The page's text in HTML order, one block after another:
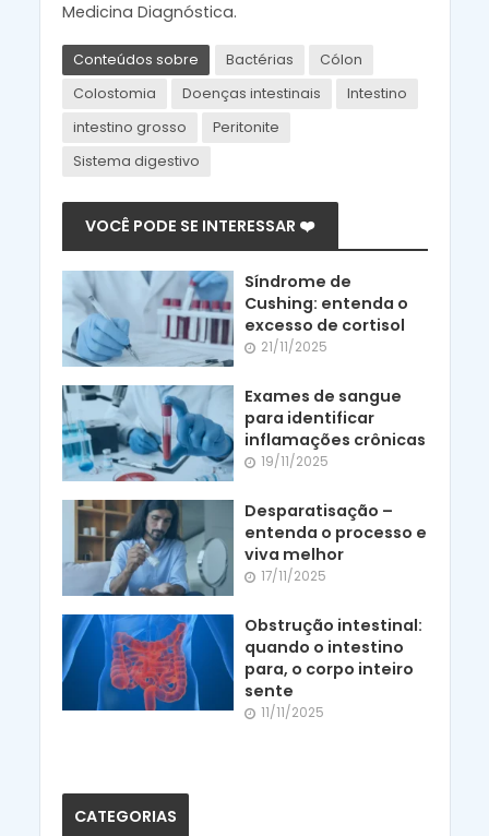
Medicina Diagnóstica.
Conteúdos sobre Bactérias
Cólon
Colostomia
Doenças intestinais
Intestino
intestino grosso
Peritonite
Sistema digestivo
VOCÊ PODE SE INTERESSAR ❤️
Síndrome de
Cushing: entenda o
excesso de cortisol
21/11/2025
Exames de sangue
para identificar
inflamações crônicas
19/11/2025
Desparatisação –
entenda o processo e
viva melhor
17/11/2025
Obstrução intestinal:
quando o intestino
para, o corpo inteiro
sente
11/11/2025
CATEGORIAS